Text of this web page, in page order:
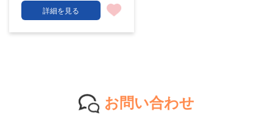
詳細を見る
お問い合わせ